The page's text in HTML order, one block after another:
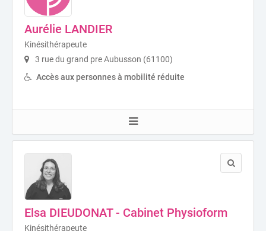
Aurélie LANDIER
Kinésithérapeute
3 rue du grand pre Aubusson (61100)
Accès aux personnes à mobilité réduite
Elsa DIEUDONAT - Cabinet Physioform
Kinésithérapeute